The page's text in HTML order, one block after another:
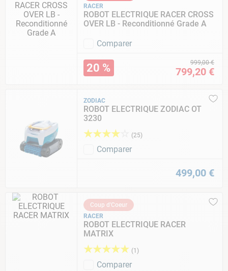
RACER
ROBOT ELECTRIQUE RACER CROSS
OVER LB - Reconditionné Grade A
Comparer
999,00 €
799,20 €
20 %
ZODIAC
ROBOT ELECTRIQUE ZODIAC OT
3230
★★★★ (25)
Comparer
499,00 €
Coup d'Coeur
RACER
ROBOT ELECTRIQUE RACER
MATRIX
★★★★★ (1 )
Comparer